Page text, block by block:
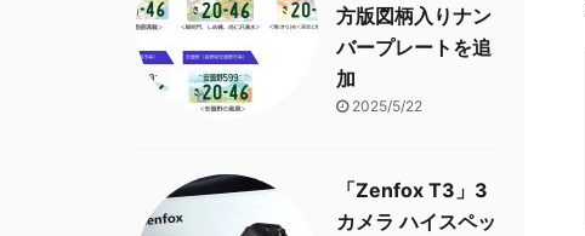
方版図柄入りナン
バープレートを追
加
2025/5/22
「Zenfox T3」3
カメラ ハイスペッ